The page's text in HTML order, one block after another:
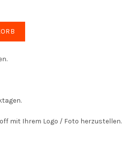
mit Ihrem Logo / Foto herzustellen.